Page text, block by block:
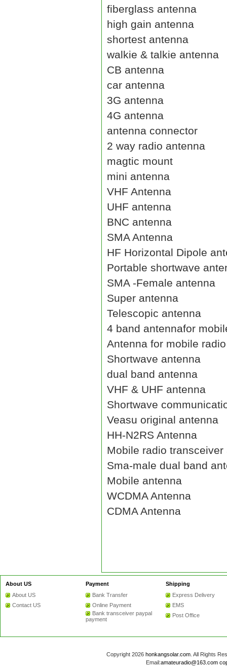
fiberglass antenna
high gain antenna
shortest antenna
walkie & talkie antenna
CB antenna
car antenna
3G antenna
4G antenna
antenna connector
2 way radio antenna
magtic mount
mini antenna
VHF Antenna
UHF antenna
BNC antenna
SMA Antenna
HF Horizontal Dipole
Portable shortwave
SMA -Female antenna
Super antenna
Telescopic antenna
4 band antennafor
Antenna for mobile radio
Shortwave antenna
dual band antenna
VHF & UHF antenna
Shortwave
Veasu original antenna
HH-N2RS Antenna
Mobile radio transceiver
Sma-male dual band
Mobile antenna
WCDMA Antenna
CDMA Antenna
About US
About US
Contact US
Payment
Bank Transfer
Online Payment
Bank transceiver paypal
payment
Shipping
Express Delivery
EMS
Post Office
Copyright 2026 honkangsolar.com. All Rights
Email:amateuradio@163.com